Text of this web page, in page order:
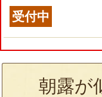
受付中
朝露が